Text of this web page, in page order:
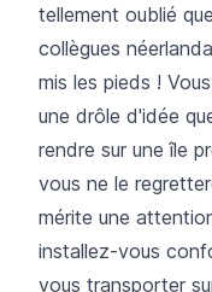
tellement oublié
collègues
mis les pieds !
une drôle d'idée
rendre sur une île
vous ne le
mérite une
installez-vous
vous transporter